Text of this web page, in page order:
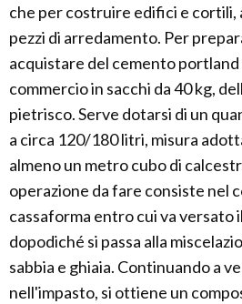
che per costruire edifici e cortili,
pezzi di arredamento. Per
acquistare del cemento portland
commercio in sacchi da 40 kg,
pietrisco. Serve dotarsi di un
a circa 120/180 litri, misura
almeno un metro cubo di
operazione da fare consiste nel
cassaforma entro cui va versato
dopodiché si passa alla
sabbia e ghiaia. Continuando a
nell'impasto, si ottiene un